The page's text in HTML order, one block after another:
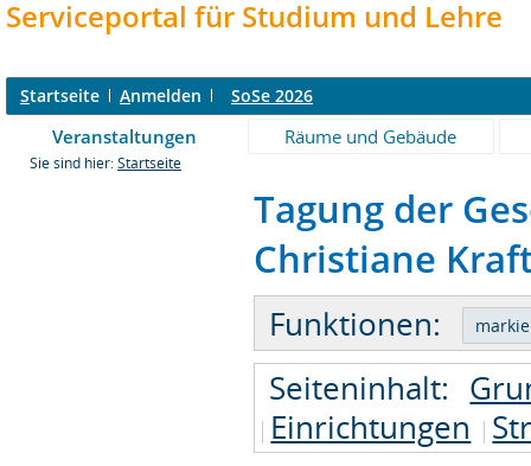
Serviceportal für Studium und Lehre
Startseite Anmelden SoSe 2026
Veranstaltungen Räume und Gebäude
Sie sind hier: Startseite
Tagung der
Christiane
Funktionen:
Seiteninhalt:
Einrichtungen